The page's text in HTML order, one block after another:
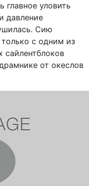
главное уловить
давление
Сию
с одним из
сайлентблоков
от океслов